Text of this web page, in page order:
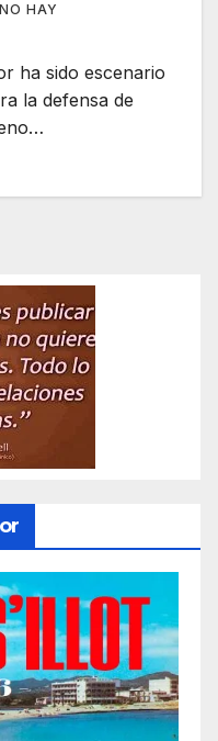
NO HAY
ha sido escenario
la defensa de